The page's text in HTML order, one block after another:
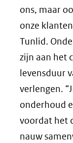
ons, maar
onze
Tunlid.
zijn aan het
levensduur
verlengen.
onderhoud
voordat het
nauw